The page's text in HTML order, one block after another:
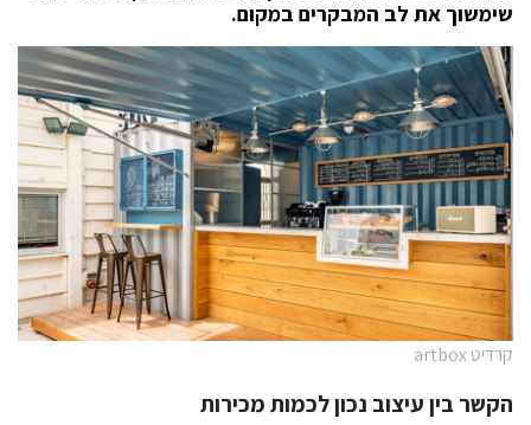
שימשוך את לב המבקרים במקום.
קרדיט artbox
הקשר בין עיצוב נכון לכמות מכירות